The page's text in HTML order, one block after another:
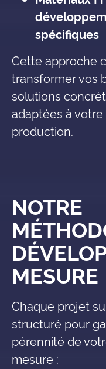
spécifiques
Cette approche
transformer vos
solutions
adaptées à
production.
NOTRE
MESURE
Chaque projet
structuré pour
pérennité de
mesure :